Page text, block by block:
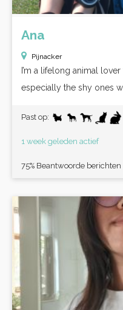
Ana
Pijnacker
I’m a lifelong animal
especially the shy ones
Past op:
1 week geleden actief
75% Beantwoorde berichten